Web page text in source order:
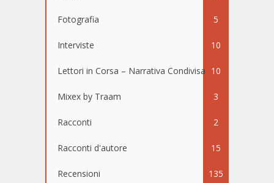
Fotografia 5
Interviste 10
Lettori in Corsa – Narrativa Condivisa 10
Mixex by Traam 3
Racconti 2
Racconti d'autore 15
Recensioni 135